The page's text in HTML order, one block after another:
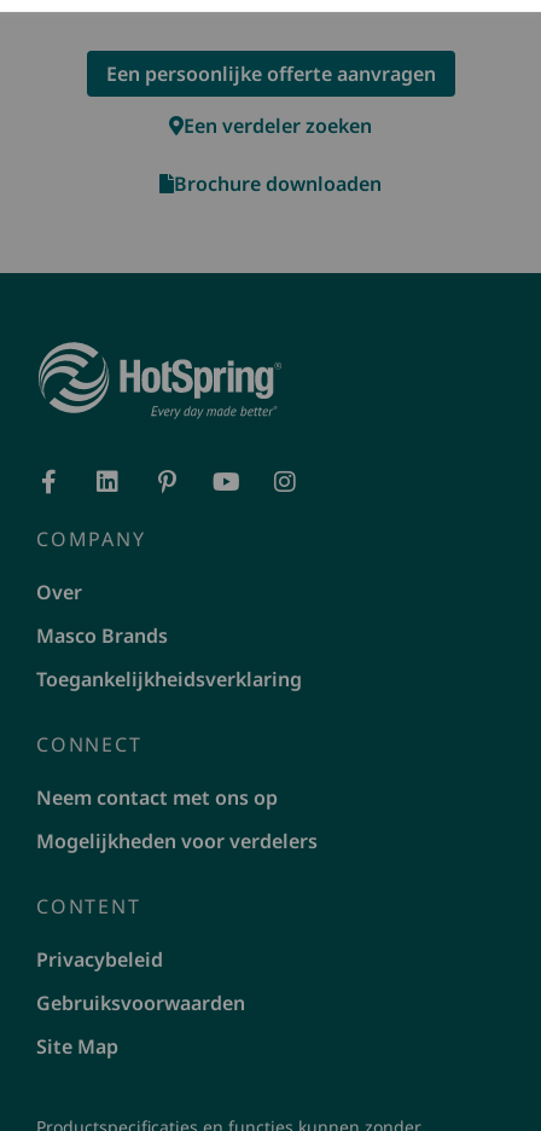
Een persoonlijke offerte aanvragen
Een verdeler zoeken
Brochure downloaden
COMPANY
Over
Masco Brands
Toegankelijkheidsverklaring
CONNECT
Neem contact met ons op
Mogelijkheden voor verdelers
CONTENT
Privacybeleid
Gebruiksvoorwaarden
Site Map
Productspecificaties en functies kunnen zonder